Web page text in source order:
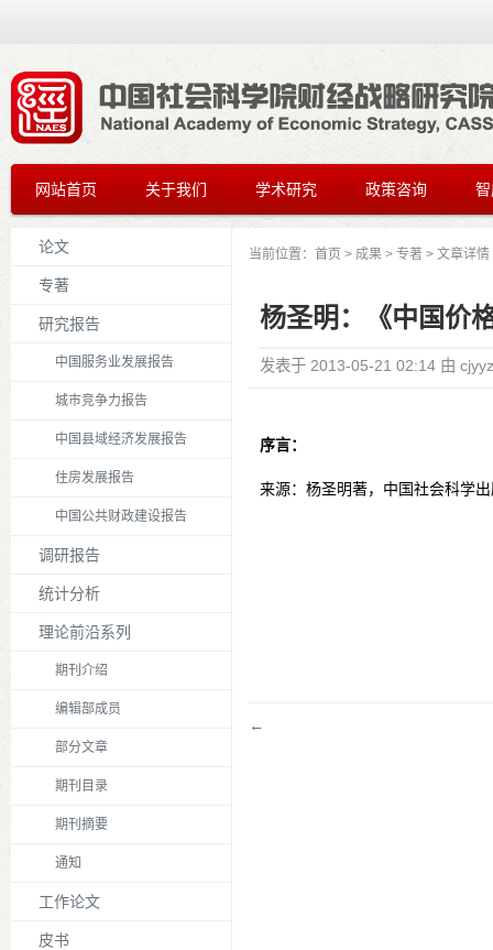
网站首页 关于我们 学术研究 政策咨询
论文
专著
研究报告
中国服务业发展报告
城市竞争力报告
中国县域经济发展报告
住房发展报告
中国公共财政建设报告
调研报告
统计分析
理论前沿系列
期刊介绍
编辑部成员
部分文章
期刊目录
期刊摘要
通知
工作论文
皮书
当前位置： 首页 > 成果 > 专著 > 文章详情
杨圣明：《中国价
发表于 2013-05-21 02:14 由
序言：
来源：杨圣明著，中国社会科学
←